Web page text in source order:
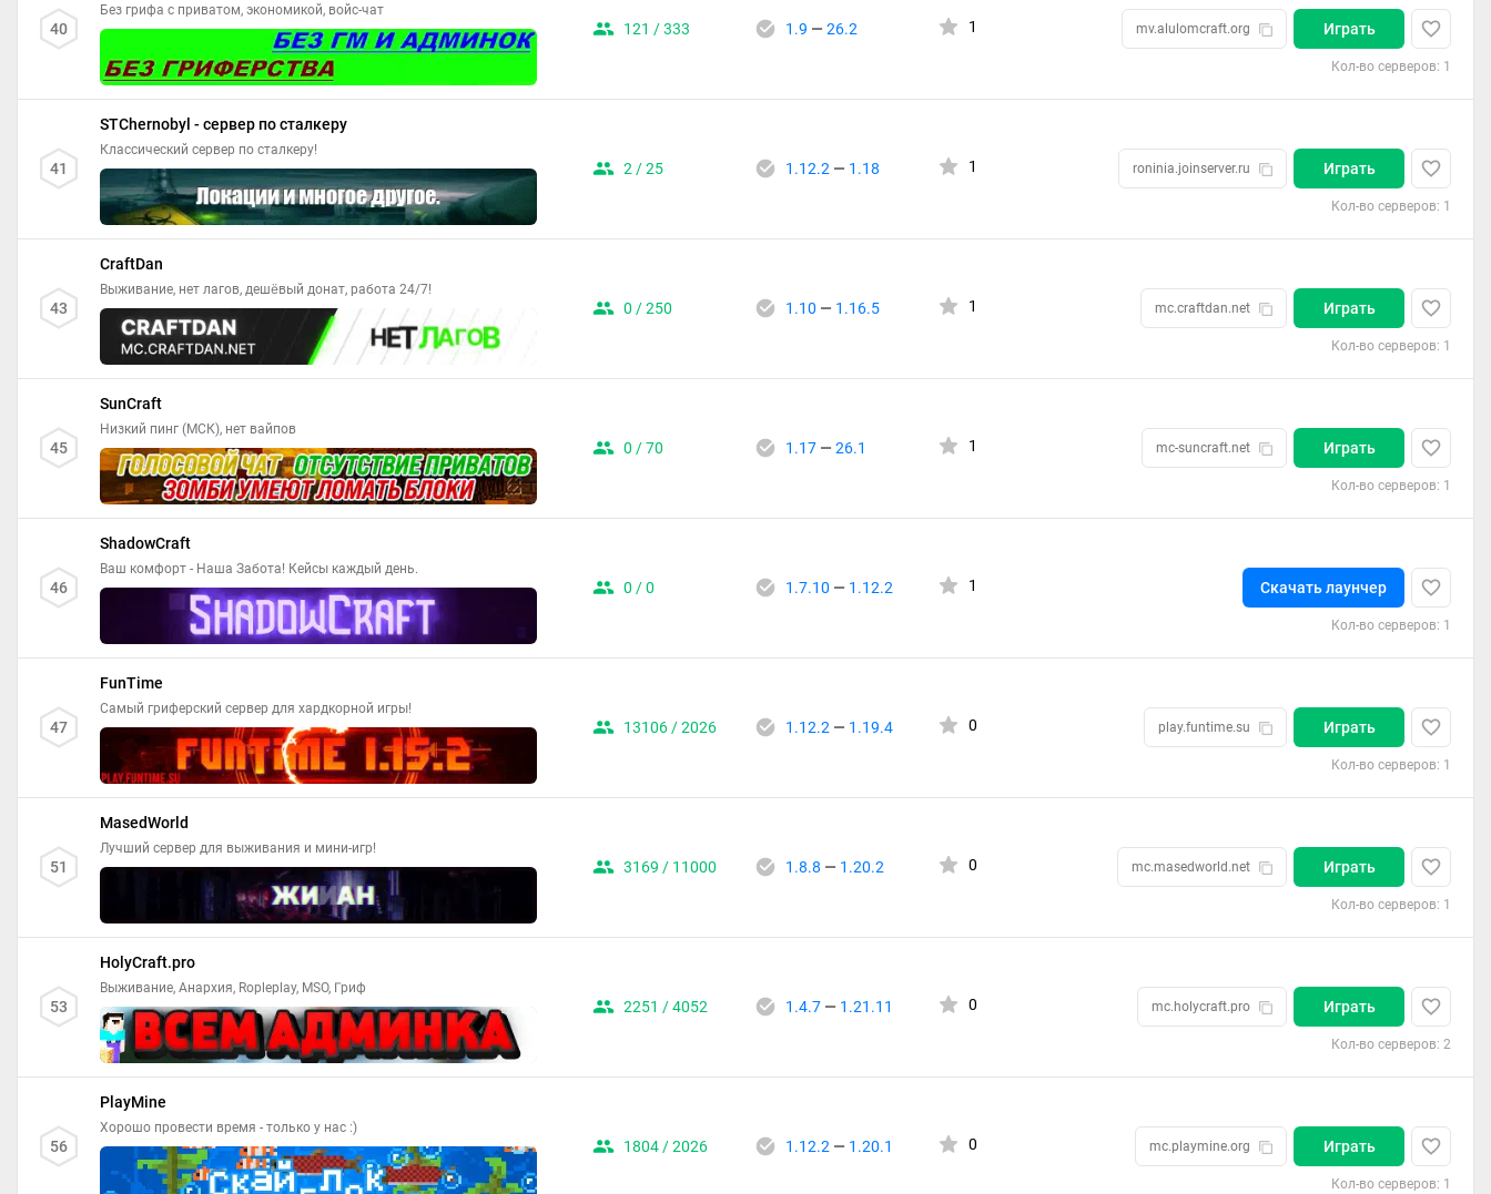
40
Без грифа с приватом, экономикой, войс-чат
121 / 333 1.9 — 26.2 1 mv.alulomcraft.org Играть
Кол-во серверов: 1
41
STChernobyl - сервер по сталкеру
Классический сервер по сталкеру!
2 / 25 1.12.2 — 1.18 1 roninia.joinserver.ru Играть
Кол-во серверов: 1
43
CraftDan
Выживание, нет лагов, дешёвый донат, работа 24/7!
0 / 250 1.10 — 1.16.5 1 mc.craftdan.net Играть
Кол-во серверов: 1
45
SunCraft
Низкий пинг (МСК), нет вайпов
0 / 70 1.17 — 26.1 1 mc-suncraft.net Играть
Кол-во серверов: 1
46
ShadowCraft
Ваш комфорт - Наша Забота! Кейсы каждый день.
0 / 0 1.7.10 — 1.12.2 1 Скачать лаунчер
Кол-во серверов: 1
47
FunTime
Самый гриферский сервер для хардкорной игры!
13106 / 2026 1.12.2 — 1.19.4 0 play.funtime.su Играть
Кол-во серверов: 1
51
MasedWorld
Лучший сервер для выживания и мини-игр!
3169 / 11000 1.8.8 — 1.20.2 0 mc.masedworld.net Играть
Кол-во серверов: 1
53
HolyCraft.pro
Выживание, Анархия, Ropleplay, MSO, Гриф
2251 / 4052 1.4.7 — 1.21.11 0 mc.holycraft.pro Играть
Кол-во серверов: 2
56
PlayMine
Хорошо провести время - только у нас :)
1804 / 2026 1.12.2 — 1.20.1 0 mc.playmine.org Играть
Кол-во серверов: 1